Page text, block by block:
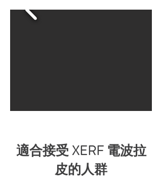
適合接受 XERF 電波拉
皮的人群